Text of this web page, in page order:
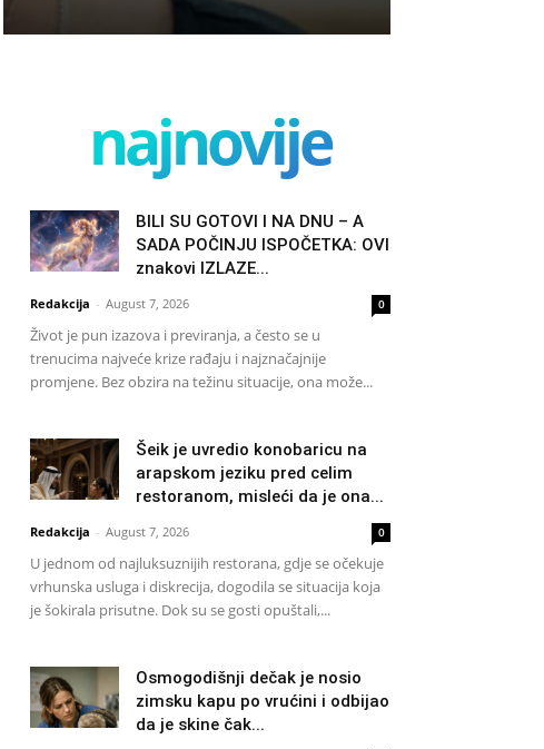
najnovije
BILI SU GOTOVI I NA DNU – A
SADA POČINJU ISPOČETKA: OVI
znakovi IZLAZE...
Redakcija - August 7, 2026 0
Život je pun izazova i previranja, a često se u
trenucima najveće krize rađaju i najznačajnije
promjene. Bez obzira na težinu situacije, ona može...
Šeik je uvredio konobaricu na
arapskom jeziku pred celim
restoranom, misleći da je ona...
Redakcija - August 7, 2026 0
U jednom od najluksuznijih restorana, gdje se očekuje
vrhunska usluga i diskrecija, dogodila se situacija koja
je šokirala prisutne. Dok su se gosti opuštali,...
Osmogodišnji dečak je nosio
zimsku kapu po vrućini i odbijao
da je skine čak...